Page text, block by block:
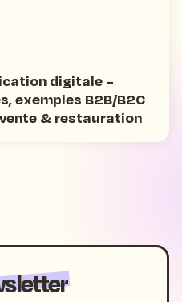
digitale –
exemples B2B/B2C
& restauration